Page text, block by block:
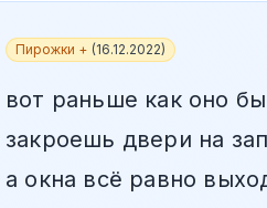
Пирожки + (16.12.2022)
вот раньше как оно
закроешь двери на
а окна всё равно